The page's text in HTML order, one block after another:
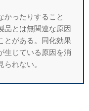
ったりすること
品とは無関連な原因
とがある。同化効果
生じている原因を消
れない。